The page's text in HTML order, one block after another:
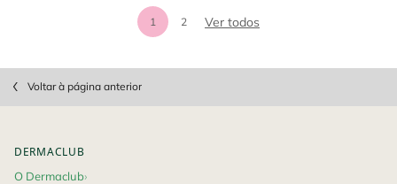
Page 1 of 2. Current page
1 2 Ver todos
Voltar à página anterior
DERMACLUB
O Dermaclub